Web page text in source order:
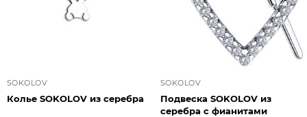
SOKOLOV
Колье SOKOLOV из серебра
SOKOLOV
Подвеска SOKOLOV из
серебра с фианитами